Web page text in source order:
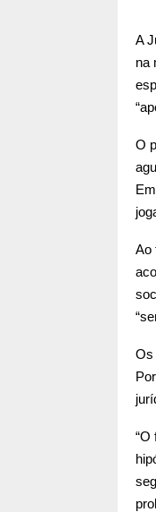
A
na
O
Ao
Os
“O